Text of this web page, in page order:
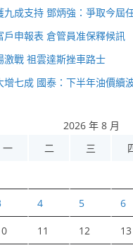
九成支持 鄧炳強：爭取今屆
戶申報表 倉管員准保釋候訊
激戰 祖雲達斯挫車路士
增七成 國泰：下半年油價續
2026 年 8 月
一 二 三
4 5 6
11 12 13